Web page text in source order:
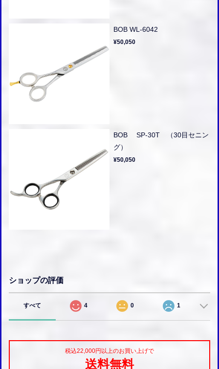
BOB WL-6042
¥50,050
BOB SP-30T （30目セニン
グ）
¥50,050
ショップの評価
すべて 4 0 1
税込22,000円以上のお買い上げで
送料無料